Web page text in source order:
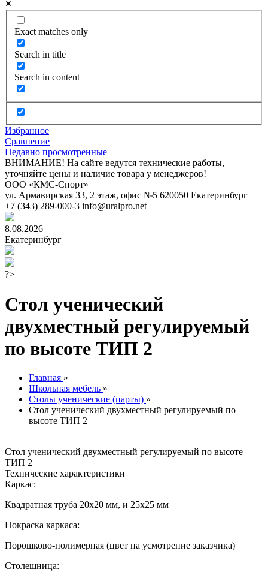
Exact matches only
Search in title
Search in content
Избранное
Сравнение
Недавно просмотренные
ВНИМАНИЕ! На сайте ведутся технические работы,
уточняйте цены и наличие товара у менеджеров!
ООО «КМС-Спорт»
ул. Армавирская 33, 2 этаж, офис №5 620050 Екатеринбург
+7 (343) 289-000-3 info@uralpro.net
8.08.2026
Екатеринбург
?>
Стол ученический
двухместный регулируемый
по высоте ТИП 2
Главная »
Школьная мебель »
Столы ученические (парты) »
Стол ученический двухместный регулируемый по
высоте ТИП 2
Стол ученический двухместный регулируемый по высоте
ТИП 2
Технические характеристики
Каркас:
Квадратная труба 20х20 мм, и 25х25 мм
Покраска каркаса:
Порошково-полимерная (цвет на усмотрение заказчика)
Столешница: